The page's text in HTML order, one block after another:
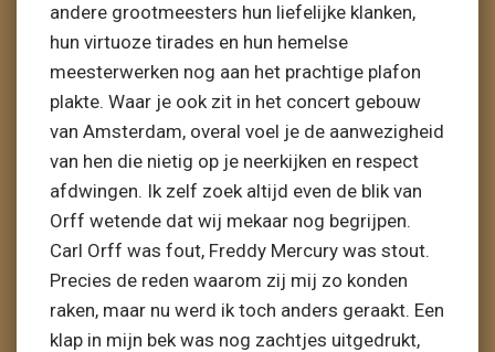
andere grootmeesters hun liefelijke klanken,
hun virtuoze tirades en hun hemelse
meesterwerken nog aan het prachtige plafon
plakte. Waar je ook zit in het concert gebouw
van Amsterdam, overal voel je de aanwezigheid
van hen die nietig op je neerkijken en respect
afdwingen. Ik zelf zoek altijd even de blik van
Orff wetende dat wij mekaar nog begrijpen.
Carl Orff was fout, Freddy Mercury was stout.
Precies de reden waarom zij mij zo konden
raken, maar nu werd ik toch anders geraakt. Een
klap in mijn bek was nog zachtjes uitgedrukt,